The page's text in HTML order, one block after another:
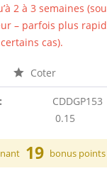
2 à 3 semaines
– parfois plus
cas).
Coter
CDDGP153
0.15
19 bonus points